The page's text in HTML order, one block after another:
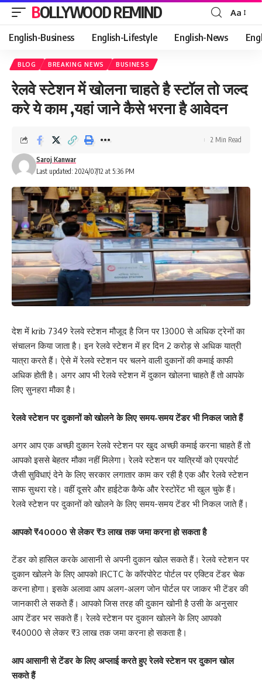
BOLLYWOOD REMIND
Font
Resizer
Aa
English-Business English-Lifestyle English-News
BLOG BREAKING NEWS BUSINESS
रेलवे स्टेशन में खोलना चाहते है स्टॉल तो जल्द
करे ये काम ,यहां जाने कैसे भरना है आवेदन
Last updated: 2024/07/12 at 5:36 PM
Saroj Kanwar
2 Min Read
देश में krib 7349 रेलवे स्टेशन मौजूद है जिन पर 13000 से अधिक ट्रेनों का
संचालन किया जाता है। इन रेलवे स्टेशन में हर दिन 2 करोड़ से अधिक यात्री
यात्रा करते हैं। ऐसे में रेलवे स्टेशन पर चलने वाली दुकानों की कमाई काफी
अधिक होती है। अगर आप भी रेलवे स्टेशन में दुकान खोलना चाहते हैं तो आपके
लिए सुनहरा मौका है।
रेलवे स्टेशन पर दुकानों को खोलने के लिए समय-समय टेंडर भी निकल जाते हैं
अगर आप एक अच्छी दुकान रेलवे स्टेशन पर खुद अच्छी कमाई करना चाहते हैं तो
आपको इससे बेहतर मौका नहीं मिलेगा। रेलवे स्टेशन पर यात्रियों को एयरपोर्ट
जैसी सुविधाएं देने के लिए सरकार लगातार काम कर रही है एक और रेलवे स्टेशन
साफ सुथरा रहे। वहीं दूसरे और हाईटेक कैफे और रेस्टोरेंट भी खुल चुके हैं।
रेलवे स्टेशन पर दुकानों को खोलने के लिए समय-समय टेंडर भी निकल जाते हैं।
आपको ₹40000 से लेकर ₹3 लाख तक जमा करना हो सकता है
टेंडर को हासिल करके आसानी से अपनी दुकान खोल सकते हैं। रेलवे स्टेशन पर
दुकान खोलने के लिए आपको IRCTC के कॉरपोरेट पोर्टल पर एक्टिव टेंडर चेक
करना होगा। इसके अलावा आप अलग-अलग जोन पोर्टल पर जाकर भी टेंडर की
जानकारी ले सकते हैं। आपको जिस तरह की दुकान खोनी है उसी के अनुसार
आप टेंडर भर सकते हैं। रेलवे स्टेशन पर दुकान खोलने के लिए आपको
₹40000 से लेकर ₹3 लाख तक जमा करना हो सकता है।
आप आसानी से टेंडर के लिए अप्लाई करते हुए रेलवे स्टेशन पर दुकान खोल
सकते हैं